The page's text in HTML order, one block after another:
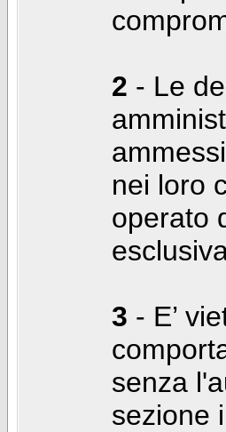
2 - Le
nei loro
operato
3 - E’
senza
sezione